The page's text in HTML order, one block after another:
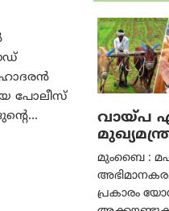
പോലീസ്
വായ്പ
മുംബൈ :
പ്രകാരം